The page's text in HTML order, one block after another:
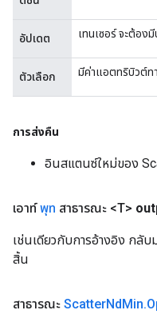
อัปเดต เทนเซอร์ จะต้อง
ตัวเลือก มีค่าแอตทริบิวต์ท
การส่งคืน
อินสแตนซ์ใหม่ของ
เอาท์พุท สาธารณะ <T>
เช่นเดียวกับการอ้างอิง กลับ
สิ้น
สาธารณะ ScatterNdMin.